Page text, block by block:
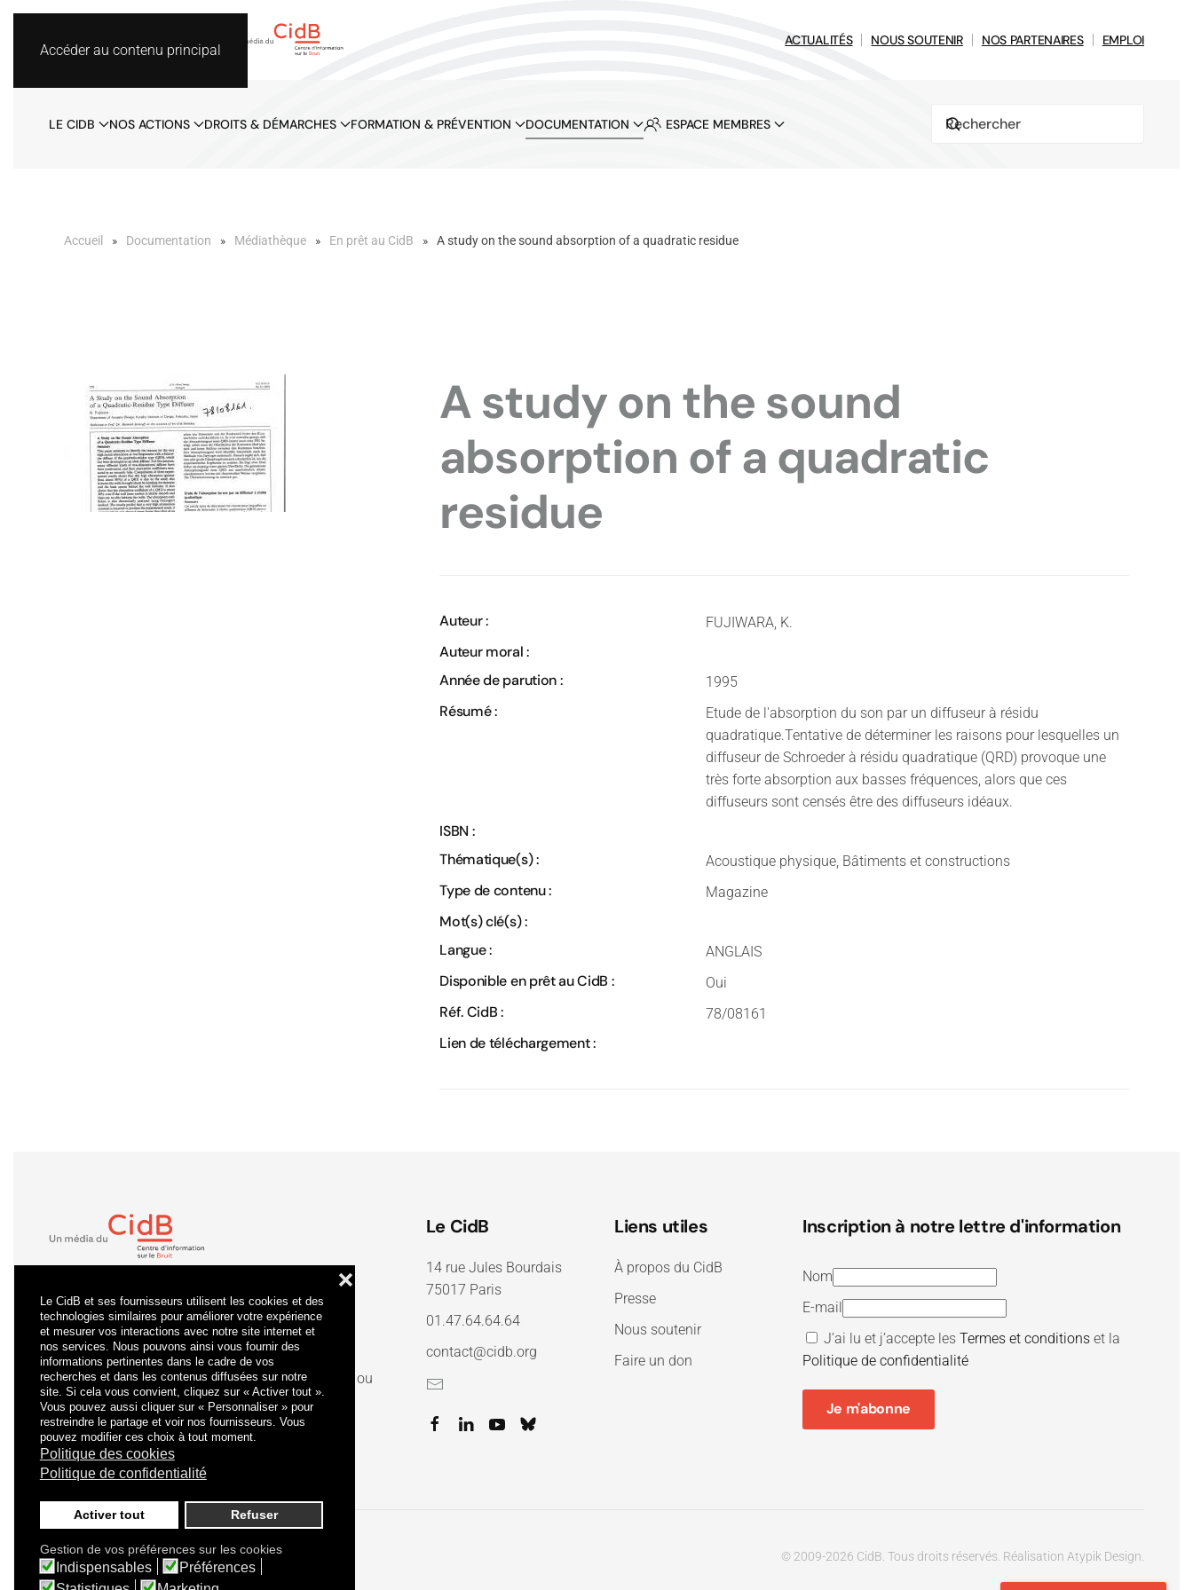
Le CidB et ses fournisseurs utilisent les cookies et des
technologies similaires pour améliorer votre expérience
et mesurer vos interactions avec notre site internet et
nos services. Nous pouvons ainsi vous fournir des
informations pertinentes dans le cadre de vos
recherches et dans les contenus diffusées sur notre
site. Si cela vous convient, cliquez sur « Activer tout ».
Vous pouvez aussi cliquer sur « Personnaliser » pour
restreindre le partage et voir nos fournisseurs. Vous
pouvez modifier ces choix à tout moment.
Politique des cookies
Politique de confidentialité
Activer tout Refuser
❌
Gestion de vos préférences sur les cookies
Indispensables
Préférences
Accéder au contenu principal
ACTUALITÉS NOUS SOUTENIR NOS PARTENAIRES EMPLOI
LE CIDB NOS ACTIONS DROITS & DÉMARCHES FORMATION & PRÉVENTION DOCUMENTATION ESPACE MEMBRES
Accueil Documentation Médiathèque En prêt au CidB A study on the sound absorption of a quadratic residue
A study on the sound
absorption of a quadratic
residue
Auteur : FUJIWARA, K.
Auteur moral :
Année de parution :
1995
Résumé :
Etude de l'absorption du son par un diffuseur à résidu
quadratique.Tentative de déterminer les raisons pour lesquelles un
diffuseur de Schroeder à résidu quadratique (QRD) provoque une
très forte absorption aux basses fréquences, alors que ces
diffuseurs sont censés être des diffuseurs idéaux.
ISBN :
Thématique(s) :
Acoustique physique, Bâtiments et constructions
Type de contenu : Magazine
Mot(s) clé(s) :
Langue :
ANGLAIS
Disponible en prêt au CidB : Oui
Réf. CidB : 78/08161
Lien de téléchargement :
Lacertification qualité a été délivrée au titre de la ou
des catégories d'actions suivantes : actions de
formation.
Le CidB
14 rue Jules Bourdais
75017 Paris
01.47.64.64.64
contact@cidb.org
Liens utiles
À propos du CidB
Presse
Nous soutenir
Faire un don
Inscription à notre lettre d'information
Nom
E-mail
J’ai lu et j’accepte lesTermes et conditions et la
Politique de confidentialité
Je m'abonne
Politique de confidentialité Mentions légales © 2009-2026 CidB. Tous droits réservés. Réalisation Atypik Design